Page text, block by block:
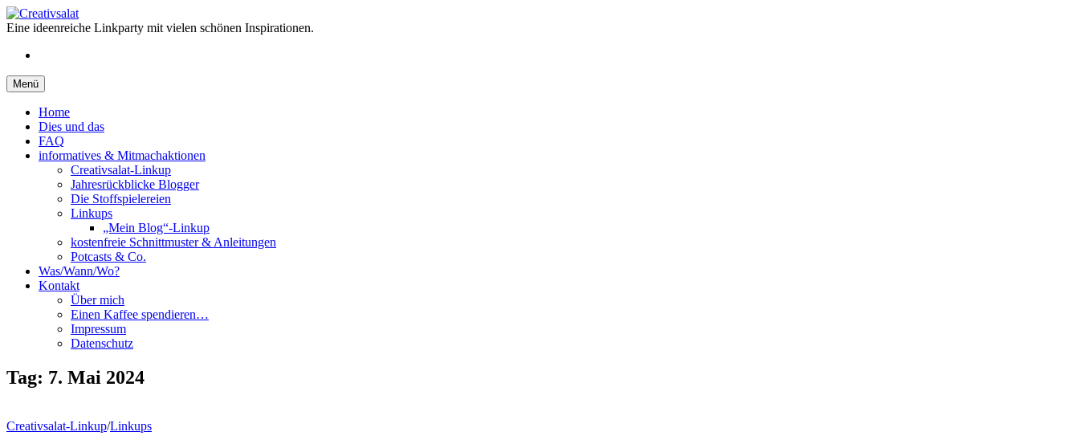
Springe
zum
Eine ideenreiche Linkparty mit vielen schönen Inspirationen.
Menü
Home
Dies und das
FAQ
informatives & Mitmachaktionen
Creativsalat-Linkup
Jahresrückblicke Blogger
Die Stoffspielereien
Linkups
„Mein Blog“-Linkup
kostenfreie Schnittmuster & Anleitungen
Potcasts & Co.
Was/Wann/Wo?
Kontakt
Über mich
Einen Kaffee spendieren…
Impressum
Datenschutz
Tag: 7. Mai 2024
Creativsalat-Linkup/Linkups